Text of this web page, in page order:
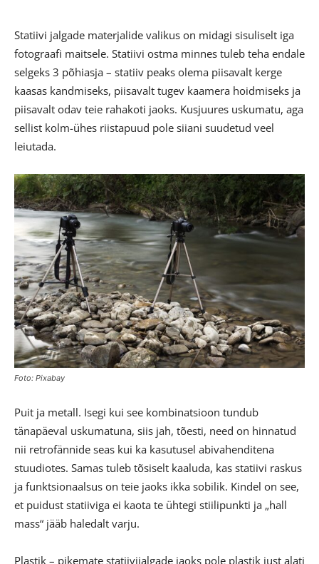
Statiivi jalgade materjalide valikus on midagi sisuliselt iga
fotograafi maitsele. Statiivi ostma minnes tuleb teha endale
selgeks 3 põhiasja – statiiv peaks olema piisavalt kerge
kaasas kandmiseks, piisavalt tugev kaamera hoidmiseks ja
piisavalt odav teie rahakoti jaoks. Kusjuures uskumatu, aga
sellist kolm-ühes riistapuud pole siiani suudetud veel
leiutada.
Foto: Pixabay
Puit ja metall. Isegi kui see kombinatsioon tundub
tänapäeval uskumatuna, siis jah, tõesti, need on hinnatud
nii retrofännide seas kui ka kasutusel abivahenditena
stuudiotes. Samas tuleb tõsiselt kaaluda, kas statiivi raskus
ja funktsionaalsus on teie jaoks ikka sobilik. Kindel on see,
et puidust statiiviga ei kaota te ühtegi stiilipunkti ja „hall
mass“ jääb haledalt varju.
Plastik – pikemate statiivijalgade jaoks pole plastik just alati